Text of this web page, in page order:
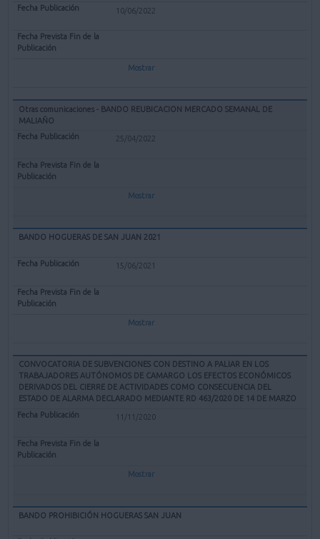
10/06/2022
Mostrar
Otras comunicaciones - BANDO REUBICACION MERCADO SEMANAL DE
MALIAÑO
25/04/2022
Mostrar
BANDO HOGUERAS DE SAN JUAN 2021
15/06/2021
Mostrar
CONVOCATORIA DE SUBVENCIONES CON DESTINO A PALIAR EN LOS
TRABAJADORES AUTÓNOMOS DE CAMARGO LOS EFECTOS ECONÓMICOS
DERIVADOS DEL CIERRE DE ACTIVIDADES COMO CONSECUENCIA DEL
ESTADO DE ALARMA DECLARADO MEDIANTE RD 463/2020 DE 14 DE MARZO
11/11/2020
Mostrar
BANDO PROHIBICIÓN HOGUERAS SAN JUAN